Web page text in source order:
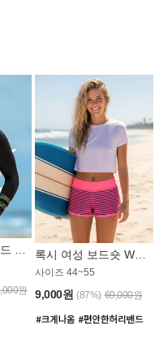
원
사이즈 44~55
9,000원 (87%) 69,000원